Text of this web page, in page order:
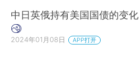
中日英俄持有美国国债的变化
2024年01月08日 APP打开